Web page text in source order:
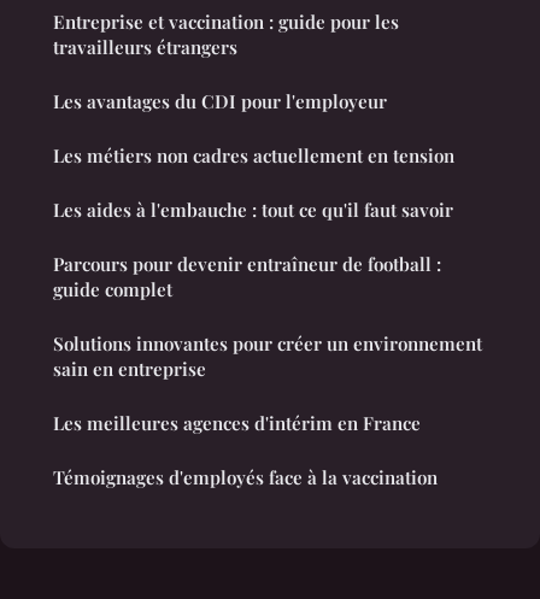
Entreprise et vaccination : guide pour les
travailleurs étrangers
Les avantages du CDI pour l'employeur
Les métiers non cadres actuellement en tension
Les aides à l'embauche : tout ce qu'il faut savoir
Parcours pour devenir entraîneur de football :
guide complet
Solutions innovantes pour créer un environnement
sain en entreprise
Les meilleures agences d'intérim en France
Témoignages d'employés face à la vaccination